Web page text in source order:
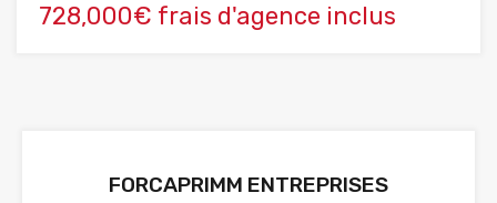
728,000€ frais d'agence inclus
FORCAPRIMM ENTREPRISES